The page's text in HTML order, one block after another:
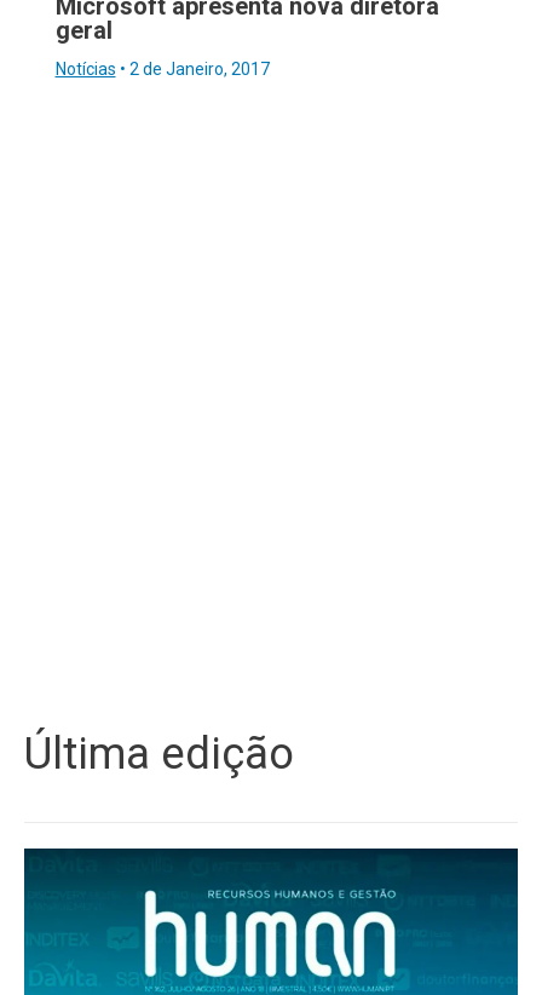
geral
Notícias • 2 de Janeiro, 2017
Última edição